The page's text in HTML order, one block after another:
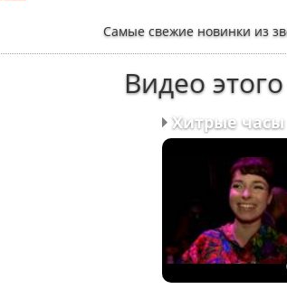
Самые свежие новинки из
Видео